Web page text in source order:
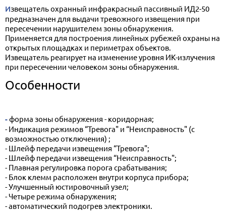
Извещатель охранный инфракрасный пассивный ИД2-50
предназначен для выдачи тревожного извещения при
пересечении нарушителем зоны обнаружения.
Применяется для построения линейных рубежей охраны на
открытых площадках и периметрах объектов.
Извещатель реагирует на изменение уровня ИК-излучения
при пересечении человеком зоны обнаружения.
Особенности
- форма зоны обнаружения - коридорная;
- Индикация режимов “Тревога" и “Неисправность" (с
возможностью отключения) ;
- Шлейф передачи извещения “Тревога";
- Шлейф передачи извещения “Неисправность";
- Плавная регулировка порога срабатывания;
- Блок клемм расположен внутри корпуса прибора;
- Улучшенный юстировочный узел;
- Четыре режима обнаружения;
- автоматический подогрев электроники.